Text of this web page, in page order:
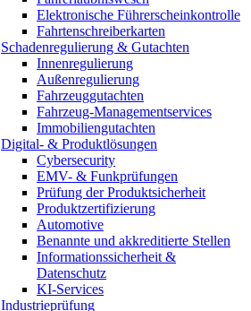
Elektronische Führerscheinkontrolle
Fahrtenschreiberkarten
Schadenregulierung & Gutachten
Innenregulierung
Außenregulierung
Fahrzeuggutachten
Fahrzeug-Managementservices
Immobiliengutachten
Digital- & Produktlösungen
Cybersecurity
EMV- & Funkprüfungen
Prüfung der Produktsicherheit
Produktzertifizierung
Automotive
Benannte und akkreditierte Stellen
Informationssicherheit &
Datenschutz
KI-Services
Industrieprüfung